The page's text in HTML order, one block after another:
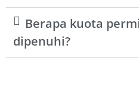
Berapa kuota
dipenuhi?